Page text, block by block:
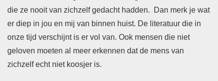
die ze nooit van zichzelf gedacht hadden. Dan merk je wat
er diep in jou en mij van binnen huist. De literatuur die in
onze tijd verschijnt is er vol van. Ook mensen die niet
geloven moeten al meer erkennen dat de mens van
zichzelf echt niet koosjer is.